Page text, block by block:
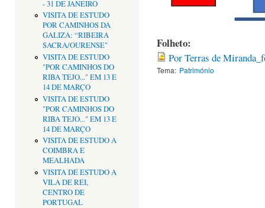
- 31 DE JANEIRO
VISITA DE ESTUDO
POR CAMINHOS DA
GALIZA: “RIBEIRA
SACRA/OURENSE"
VISITA DE ESTUDO
"POR CAMINHOS DO
RIBA TEJO..." EM 13 E
14 DE MARÇO
VISITA DE ESTUDO
"POR CAMINHOS DO
RIBA TEJO..." EM 13 E
14 DE MARÇO
VISITA DE ESTUDO A
COIMBRA E
MEALHADA
VISITA DE ESTUDO A
VILA DE REI,
CENTRO DE
PORTUGAL
Folheto:
Por Terras de
Tema: Património